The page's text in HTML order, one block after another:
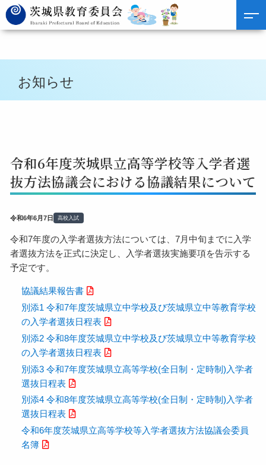
お知らせ
令和6年度茨城県立高等学校等入学者選
抜方法協議会における協議結果について
令和6年6月7日 高校入試
令和7年度の入学者選抜方法については、7月中旬までに入学
者選抜方法を正式に決定し、入学者選抜実施要項を告示する
予定です。
協議結果報告書
別添1 令和7年度茨城県立中学校及び茨城県立中等教育学校
の入学者選抜日程表
別添2 令和8年度茨城県立中学校及び茨城県立中等教育学校
の入学者選抜日程表
別添3 令和7年度茨城県立高等学校(全日制・定時制)入学者
選抜日程表
別添4 令和8年度茨城県立高等学校(全日制・定時制)入学者
選抜日程表
令和6年度茨城県立高等学校等入学者選抜方法協議会委員
名簿